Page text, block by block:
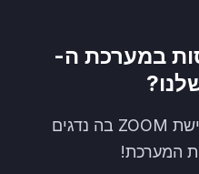
במערכת ה-
נשמח לתאם איתכם פגישת ZOOM בה נדגים
המערכת!